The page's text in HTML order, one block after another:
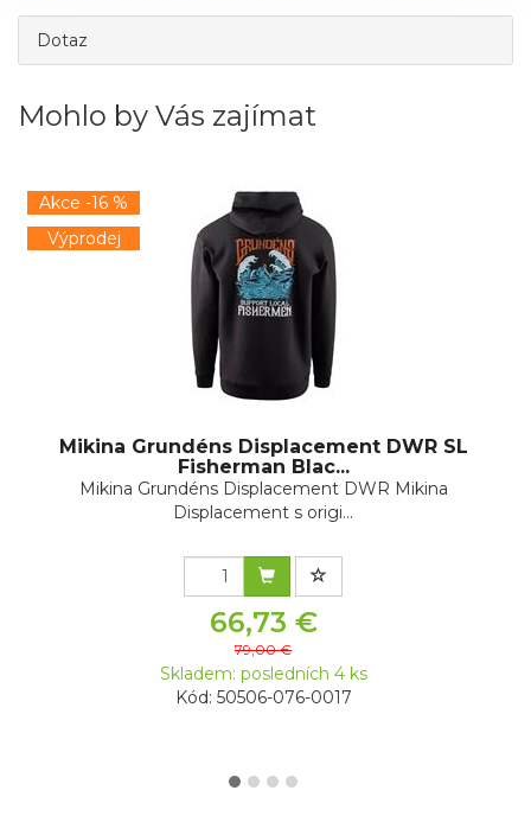
Dotaz
Mohlo by Vás zajímat
Akce -16 %
Výprodej
Mikina Grundéns Displacement DWR SL
Fisherman Blac...
Mikina Grundéns Displacement DWR Mikina
Displacement s origi...
66,73 €
79,00 €
Skladem: posledních 4 ks
Kód: 50506-076-0017